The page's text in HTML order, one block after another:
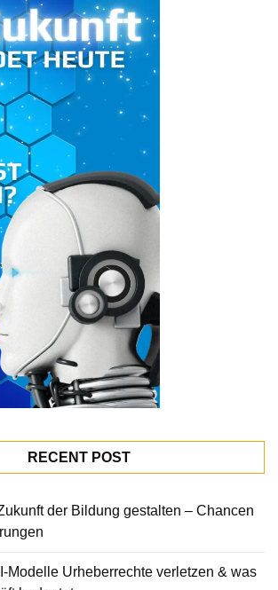
RECENT POST
der Bildung gestalten – Chancen
Modelle Urheberrechte verletzen & was